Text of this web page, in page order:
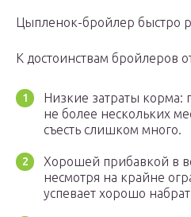
Цыпленок-бройлер быстро
К достоинствам бройлеров
Низкие затраты корма:
не более нескольких
съесть слишком много.
Хорошей прибавкой в
несмотря на крайне
успевает хорошо